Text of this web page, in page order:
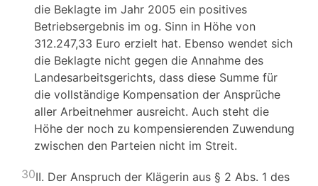
die Beklagte im Jahr 2005 ein positives
Betriebsergebnis im og. Sinn in Höhe von
312.247,33 Euro erzielt hat. Ebenso wendet sich
die Beklagte nicht gegen die Annahme des
Landesarbeitsgerichts, dass diese Summe für
die vollständige Kompensation der Ansprüche
aller Arbeitnehmer ausreicht. Auch steht die
Höhe der noch zu kompensierenden Zuwendung
zwischen den Parteien nicht im Streit.
30II. Der Anspruch der Klägerin aus § 2 Abs. 1 des